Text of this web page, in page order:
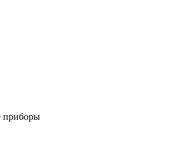
приборы